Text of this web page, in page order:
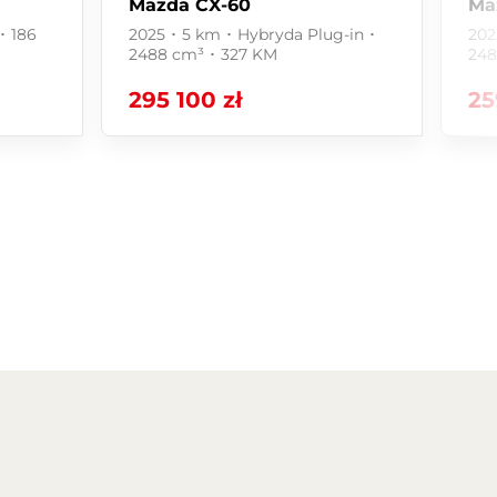
186
Mazda CX-60
2025 ･ 5 km ･ Hybryda Plug-in ･
2488 cm³ ･ 327 KM
295 100 zł